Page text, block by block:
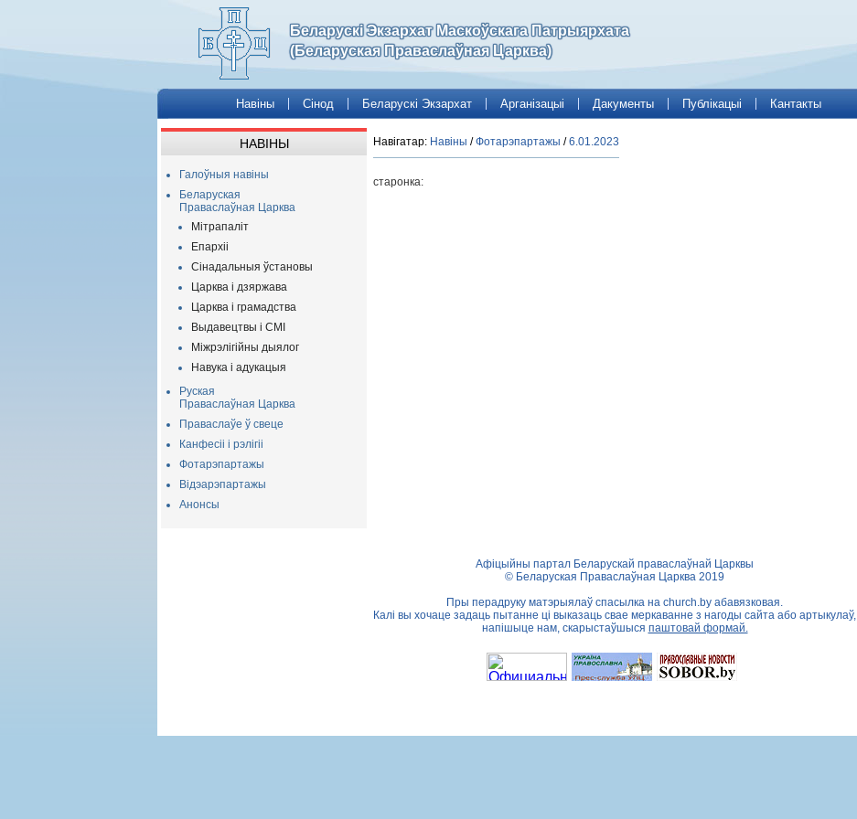
Беларускі Экзархат Маскоўскага Патрыярхата
(Беларуская Праваслаўная Царква)
Навіны Сінод Беларускі Экзархат Арганізацыі Дакументы Публікацыі Кантакты
НАВІНЫ
Галоўныя навіны
Беларуская
Праваслаўная Царква
Мітрапаліт
Епархіі
Сінадальныя ўстановы
Царква і дзяржава
Царква і грамадства
Выдавецтвы і СМІ
Міжрэлігійны дыялог
Навука і адукацыя
Руская
Праваслаўная Царква
Праваслаўе ў свеце
Канфесіі і рэлігіі
Фотарэпартажы
Відэарэпартажы
Анонсы
Навігатар: Навіны /Фотарэпартажы /6.01.2023
старонка:
Афіцыйны партал Беларускай праваслаўнай Царквы
© Беларуская Праваслаўная Царква 2019
Пры перадруку матэрыялаў спасылка на church.by абавязковая.
Калі вы хочаце задаць пытанне ці выказаць свае меркаванне з нагоды сайта або артыкулаў,
напішыце нам, скарыстаўшыся паштовай формай.